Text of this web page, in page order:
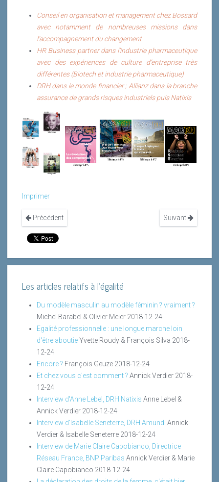
Conseil en organisation et management chez Bossard
avec notamment de nombreuses missions dans
l’accompagnement du changement
HR Business partner dans l’industrie pharmaceutique
avec des expériences de culture d’entreprise très
différentes (Biotech et industrie pharmaceutique)
DRH dans le monde financier ; Allianz dans la branche
assurance de grands risques industriels puis Natixis
Imprimer
Précédent Suivant
Les articles relatifs à l'égalité
Du modèle masculin au modèle féminin ? vraiment ?
Michel Barabel & Olivier Meier 2018-12-24
Egalité professionnelle : une longue marche loin
d'être aboutieYvette Roudy & François Silva 2018-
12-24
Encore ? François Geuze 2018-12-24
Et chez vous c'est comment ? Annick Verdier 2018-
12-24
Interview d'Anne Lebel, DRH Natixis Anne Lebel &
Annick Verdier 2018-12-24
Interview d'Isabelle Seneterre, DRH Amundi Annick
Verdier & Isabelle Seneterre 2018-12-24
Interview de Marie Claire Capobianco, Directrice
Réseau France, BNP Paribas Annick Verdier & Marie
Claire Capobianco 2018-12-24